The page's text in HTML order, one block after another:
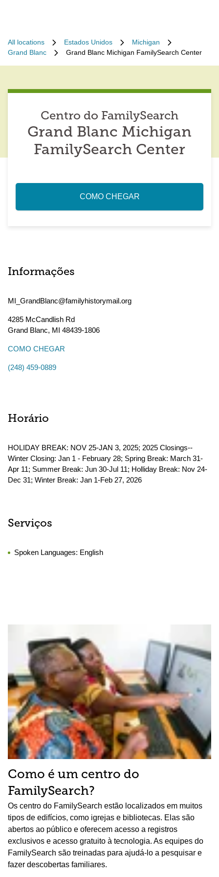
All locations Estados Unidos
Michigan
Grand Blanc
Grand Blanc Michigan FamilySearch Center
Centro do FamilySearch
Grand Blanc Michigan
FamilySearch Center
COMO CHEGAR
Informações
MI_GrandBlanc@familyhistorymail.org
4285 McCandlish Rd
Grand Blanc, MI 48439-1806
COMO CHEGAR
(248) 459-0889
Horário
HOLIDAY BREAK: NOV 25-JAN 3, 2025; 2025 Closings--
Winter Closing: Jan 1 - February 28; Spring Break: March 31-
Apr 11; Summer Break: Jun 30-Jul 11; Holliday Break: Nov 24-
Dec 31; Winter Break: Jan 1-Feb 27, 2026
Serviços
Spoken Languages: English
Como é um centro do
FamilySearch?
Os centro do FamilySearch estão localizados em muitos
tipos de edifícios, como igrejas e bibliotecas. Elas são
abertos ao público e oferecem acesso a registros
exclusivos e acesso gratuito à tecnologia. As equipes do
FamilySearch são treinadas para ajudá-lo a pesquisar e
fazer descobertas familiares.